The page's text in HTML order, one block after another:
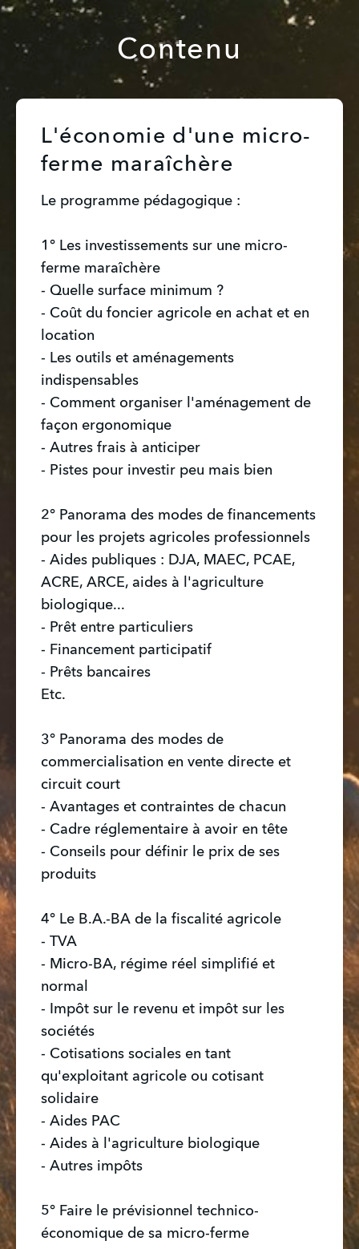
Contenu
L'économie d'une micro-
ferme maraîchère
Le programme pédagogique :
1° Les investissements sur une micro-
ferme maraîchère
- Quelle surface minimum ?
- Coût du foncier agricole en achat et en
location
- Les outils et aménagements
indispensables
- Comment organiser l'aménagement de
façon ergonomique
- Autres frais à anticiper
- Pistes pour investir peu mais bien
2° Panorama des modes de financements
pour les projets agricoles professionnels
- Aides publiques : DJA, MAEC, PCAE,
ACRE, ARCE, aides à l'agriculture
biologique...
- Prêt entre particuliers
- Financement participatif
- Prêts bancaires
Etc.
3° Panorama des modes de
commercialisation en vente directe et
circuit court
- Avantages et contraintes de chacun
- Cadre réglementaire à avoir en tête
- Conseils pour définir le prix de ses
produits
4° Le B.A.-BA de la fiscalité agricole
- TVA
- Micro-BA, régime réel simplifié et
normal
- Impôt sur le revenu et impôt sur les
sociétés
- Cotisations sociales en tant
qu'exploitant agricole ou cotisant
solidaire
- Aides PAC
- Aides à l'agriculture biologique
- Autres impôts
5° Faire le prévisionnel technico-
économique de sa micro-ferme